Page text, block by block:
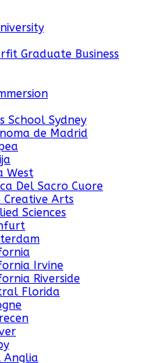
Graduate Business
School Sydney
de Madrid
West
Del Sacro Cuore
Arts
Sciences
Irvine
Riverside
Florida
Anglia